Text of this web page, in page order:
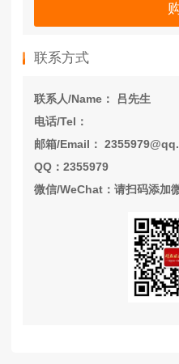
联系方式
联系人/Name： 吕先生
电话/Tel：
邮箱/Email：
QQ：2355979
微信/WeChat：请扫码添加